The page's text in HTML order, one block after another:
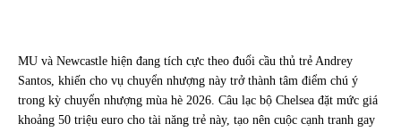
MU và Newcastle hiện đang tích cực theo đuổi cầu thủ trẻ Andrey
Santos, khiến cho vụ chuyển nhượng này trở thành tâm điểm chú ý
trong kỳ chuyển nhượng mùa hè 2026. Câu lạc bộ Chelsea đặt mức giá
khoảng 50 triệu euro cho tài năng trẻ này, tạo nên cuộc cạnh tranh gay